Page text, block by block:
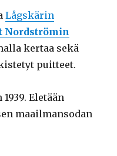
Lågskärin
Nordströmin
kertaa sekä
puitteet.
Eletään
maailmansodan